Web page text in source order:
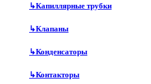
↳Капиллярные трубки
↳Клапаны
↳Конденсаторы
↳Контакторы